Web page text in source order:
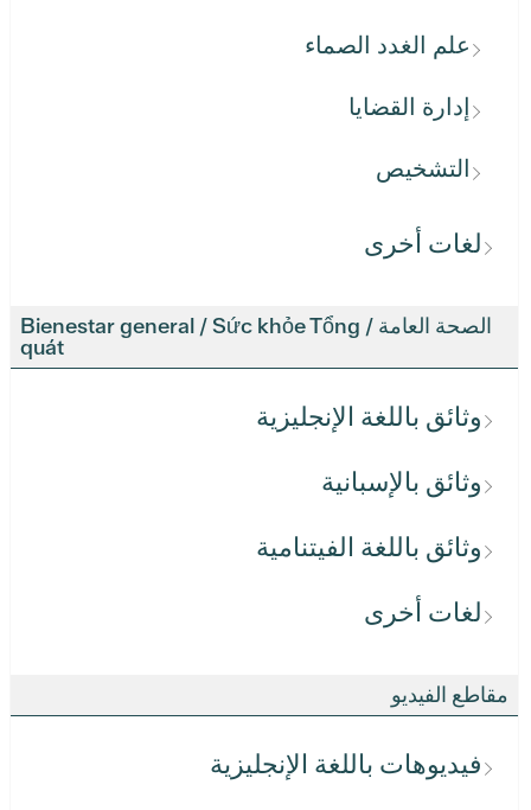
علم الغدد الصماء
إدارة القضايا
التشخيص
لغات أخرى
الصحة العامة / Bienestar general / Sức khỏe Tổng
quát
وثائق باللغة الإنجليزية
وثائق بالإسبانية
وثائق باللغة الفيتنامية
لغات أخرى
مقاطع الفيديو
فيديوهات باللغة الإنجليزية